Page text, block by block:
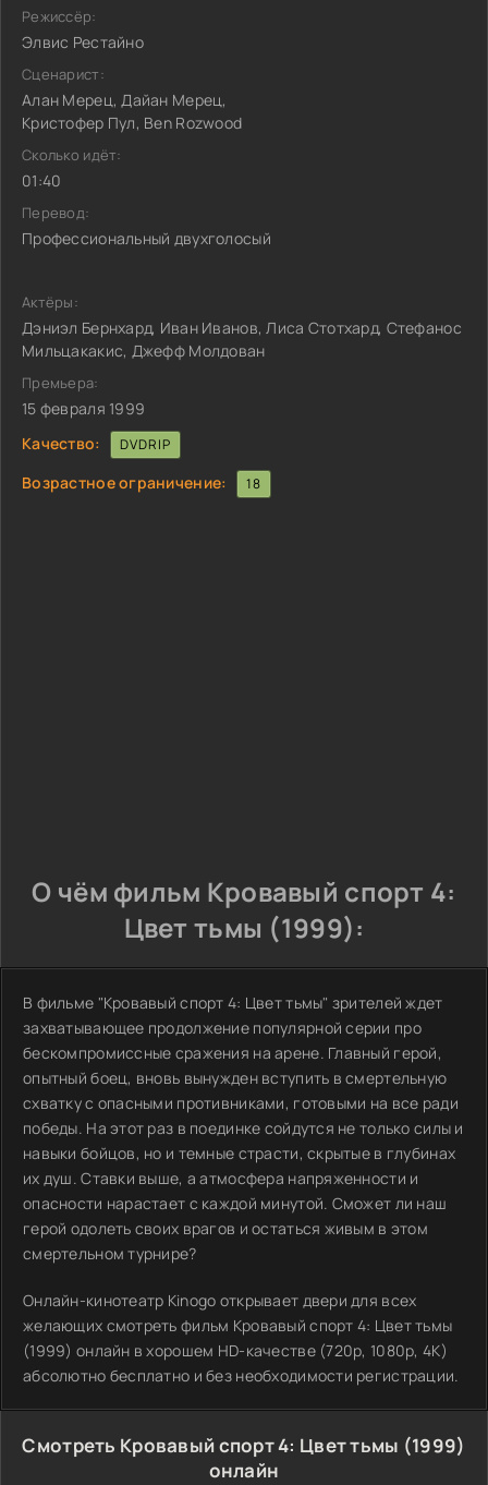
Режиссёр:
Элвис Рестайно
Сценарист:
Алан Мерец, Дайан Мерец,
Кристофер Пул, Ben Rozwood
Сколько идёт:
01:40
Перевод:
Профессиональный двухголосый
Актёры:
Дэниэл Бернхард, Иван Иванов, Лиса Стотхард, Стефанос
Мильцакакис, Джефф Молдован
Премьера:
15 февраля 1999
Качество:
DVDRIP
Возрастное ограничение: 18
О чём фильм Кровавый спорт 4:
Цвет тьмы (1999):
В фильме "Кровавый спорт 4: Цвет тьмы" зрителей ждет
захватывающее продолжение популярной серии про
бескомпромиссные сражения на арене. Главный герой,
опытный боец, вновь вынужден вступить в смертельную
схватку с опасными противниками, готовыми на все ради
победы. На этот раз в поединке сойдутся не только силы и
навыки бойцов, но и темные страсти, скрытые в глубинах
их душ. Ставки выше, а атмосфера напряженности и
опасности нарастает с каждой минутой. Сможет ли наш
герой одолеть своих врагов и остаться живым в этом
смертельном турнире?
Онлайн-кинотеатр Kinogo открывает двери для всех
желающих смотреть фильм Кровавый спорт 4: Цвет тьмы
(1999) онлайн в хорошем HD-качестве (720p, 1080p, 4K)
абсолютно бесплатно и без необходимости регистрации.
Смотреть Кровавый спорт 4: Цвет тьмы (1999)
онлайн